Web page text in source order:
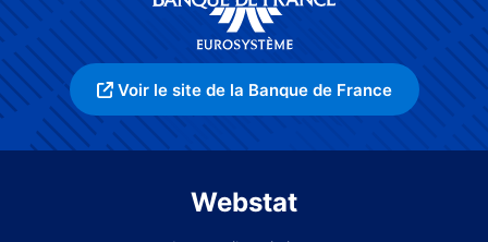
Voir le site de la Banque de France
Webstat